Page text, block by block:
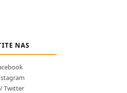
NAS
Twitter